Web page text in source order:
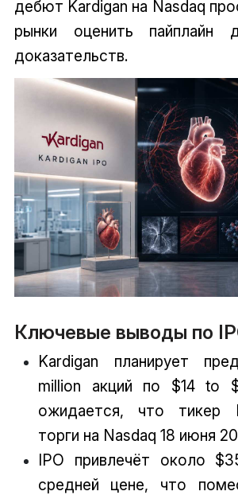
дебют Kardigan на Nasdaq
рынки оценить пайплайн
доказательств.
Ключевые выводы по
Kardigan планирует
million акций по $14 to
ожидается, что тикер
торги на Nasdaq 18 июня
IPO привлечёт около
средней цене, что